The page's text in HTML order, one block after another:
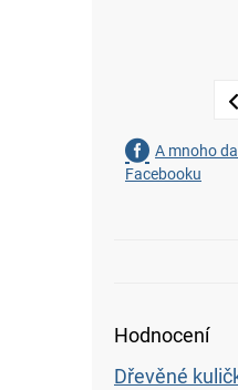
A mnoho
Facebooku
Hodnocení